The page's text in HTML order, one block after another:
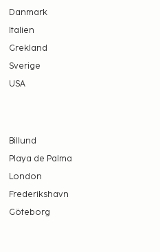
i bokningsbekräftelsen.
är tillgänglig från 01
är tillgänglig.
Danmark
Italien
Grekland
Sverige
USA
Billund
Playa de Palma
London
Frederikshavn
Göteborg